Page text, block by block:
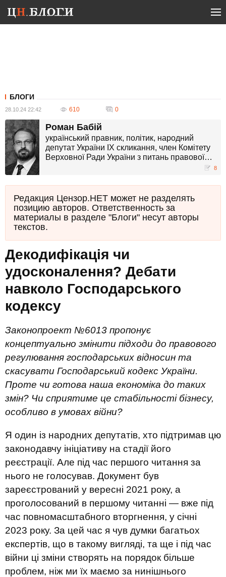
БЛОГИ
28.10.24 22:42 610 0
Роман Бабій
український правник, політик, народний
депутат України IX скликання, член Комітету
Верховної Ради України з питань правової
8
Редакция Цензор.НЕТ может не разделять
позицию авторов. Ответственность за
материалы в разделе "Блоги" несут авторы
текстов.
Декодифікація чи
удосконалення? Дебати
навколо Господарського
кодексу
Законопроект №6013 пропонує
концептуально змінити підходи до правового
регулювання господарських відносин та
скасувати Господарський кодекс України.
Проте чи готова наша економіка до таких
змін? Чи сприятиме це стабільності бізнесу,
особливо в умовах війни?
Я один із народних депутатів, хто підтримав цю
законодавчу ініціативу на стадії його
реєстрації. Але під час першого читання за
нього не голосував. Документ був
зареєстрований у вересні 2021 року, а
проголосований в першому читанні — вже під
час повномасштабного вторгнення, у січні
2023 року. За цей час я чув думки багатьох
експертів, що в такому вигляді, та ще і під час
війни ці зміни створять на порядок більше
проблем, ніж ми їх маємо за нинішнього